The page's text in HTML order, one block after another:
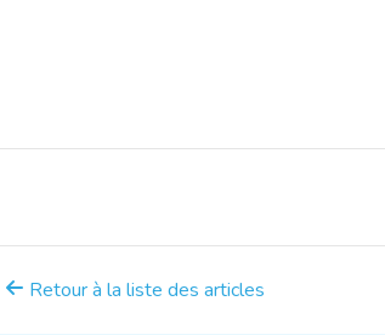
Retour à la liste des articles